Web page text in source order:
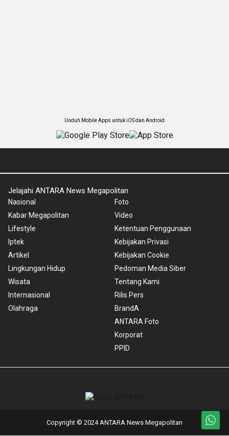
Unduh Mobile Apps untuk iOS dan Android
Jelajahi ANTARA News Megapolitan
Nasional
Kabar Megapolitan
Lifestyle
Iptek
Artikel
Lingkungan Hidup
Wisata
Internasional
Olahraga
Foto
Video
Ketentuan Penggunaan
Kebijakan Privasi
Kebijakan Cookie
Pedoman Media Siber
Tentang Kami
Rilis Pers
BrandA
ANTARA Foto
Korporat
PPID
Copyright © 2024 ANTARA News Megapolitan